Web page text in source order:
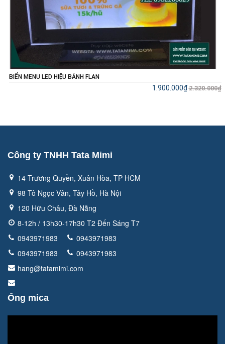
BIỂN MENU LED HIỆU BÁNH FLAN
1.900.000₫ 2.320.000₫
Công ty TNHH Tata Mimi
14 Trương Quyền, Xuân Hòa, TP HCM
98 Tô Ngọc Vân, Tây Hồ, Hà Nội
120 Hữu Châu, Đà Nẵng
8-12h / 13h30-17h30 T2 Đến Sáng T7
0943971983
0943971983
0943971983
0943971983
hang@tatamimi.com
Ống mica